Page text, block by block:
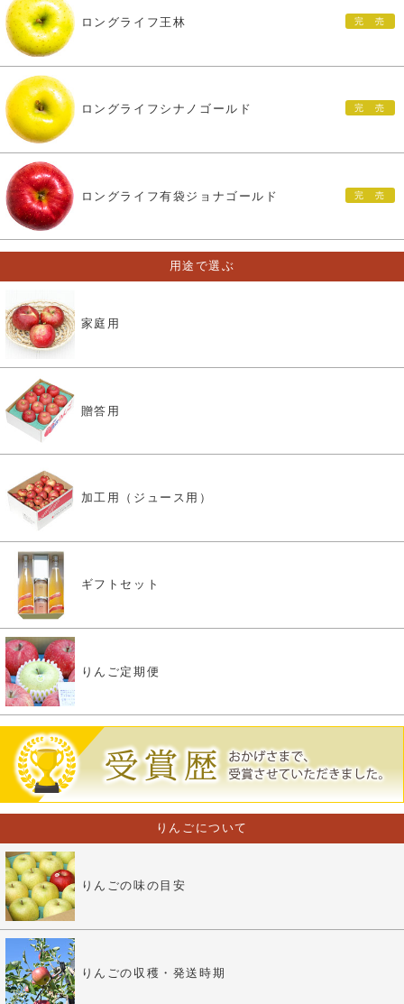
ロングライフ王林
ロングライフシナノゴールド
ロングライフ有袋ジョナゴールド
用途で選ぶ
家庭用
贈答用
加工用（ジュース用）
ギフトセット
りんご定期便
りんごについて
りんごの味の目安
りんごの収穫・発送時期